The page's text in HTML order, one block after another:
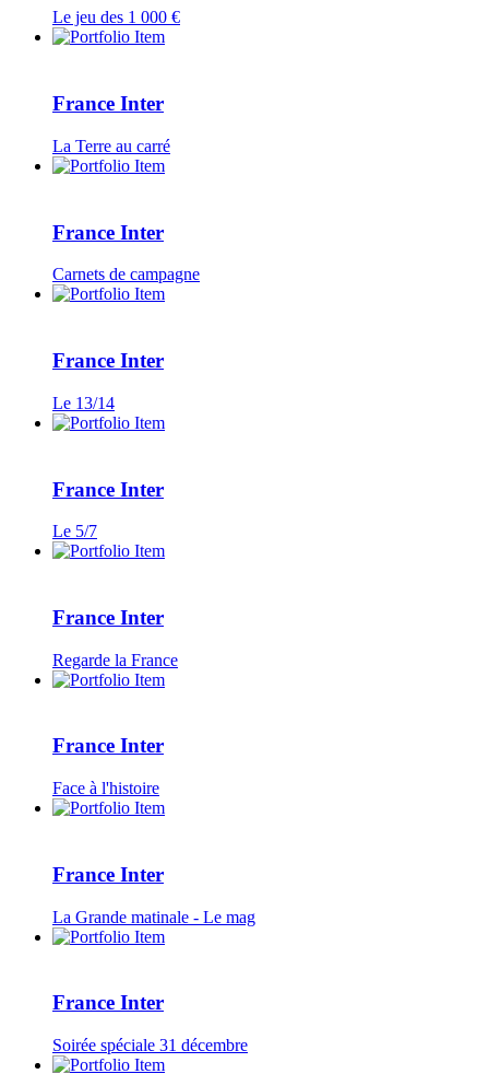
Le jeu des 1 000 €
France Inter
La Terre au carré
France Inter
Carnets de campagne
France Inter
Le 13/14
France Inter
Le 5/7
France Inter
Regarde la France
France Inter
Face à l'histoire
France Inter
La Grande matinale - Le mag
France Inter
Soirée spéciale 31 décembre